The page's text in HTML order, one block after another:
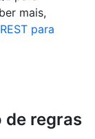
mais,
para
de regras